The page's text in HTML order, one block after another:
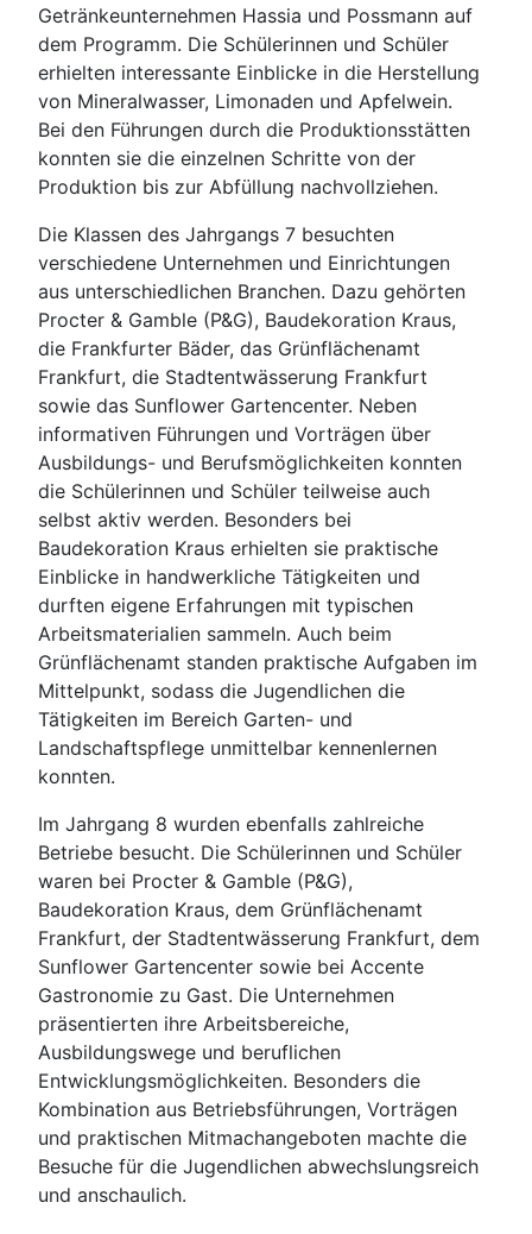
Getränkeunternehmen Hassia und Possmann auf
dem Programm. Die Schülerinnen und Schüler
erhielten interessante Einblicke in die Herstellung
von Mineralwasser, Limonaden und Apfelwein.
Bei den Führungen durch die Produktionsstätten
konnten sie die einzelnen Schritte von der
Produktion bis zur Abfüllung nachvollziehen.
Die Klassen des Jahrgangs 7 besuchten
verschiedene Unternehmen und Einrichtungen
aus unterschiedlichen Branchen. Dazu gehörten
Procter & Gamble (P&G), Baudekoration Kraus,
die Frankfurter Bäder, das Grünflächenamt
Frankfurt, die Stadtentwässerung Frankfurt
sowie das Sunflower Gartencenter. Neben
informativen Führungen und Vorträgen über
Ausbildungs- und Berufsmöglichkeiten konnten
die Schülerinnen und Schüler teilweise auch
selbst aktiv werden. Besonders bei
Baudekoration Kraus erhielten sie praktische
Einblicke in handwerkliche Tätigkeiten und
durften eigene Erfahrungen mit typischen
Arbeitsmaterialien sammeln. Auch beim
Grünflächenamt standen praktische Aufgaben im
Mittelpunkt, sodass die Jugendlichen die
Tätigkeiten im Bereich Garten- und
Landschaftspflege unmittelbar kennenlernen
konnten.
Im Jahrgang 8 wurden ebenfalls zahlreiche
Betriebe besucht. Die Schülerinnen und Schüler
waren bei Procter & Gamble (P&G),
Baudekoration Kraus, dem Grünflächenamt
Frankfurt, der Stadtentwässerung Frankfurt, dem
Sunflower Gartencenter sowie bei Accente
Gastronomie zu Gast. Die Unternehmen
präsentierten ihre Arbeitsbereiche,
Ausbildungswege und beruflichen
Entwicklungsmöglichkeiten. Besonders die
Kombination aus Betriebsführungen, Vorträgen
und praktischen Mitmachangeboten machte die
Besuche für die Jugendlichen abwechslungsreich
und anschaulich.